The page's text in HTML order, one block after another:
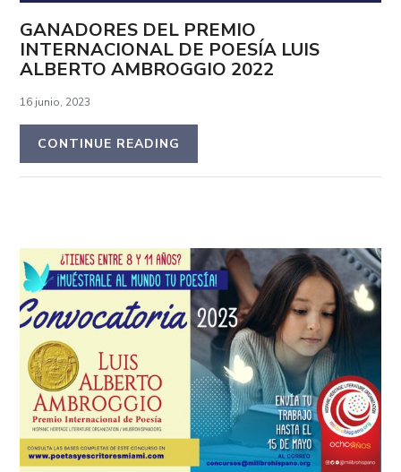
GANADORES DEL PREMIO
INTERNACIONAL DE POESÍA LUIS
ALBERTO AMBROGGIO 2022
16 junio, 2023
CONTINUE READING